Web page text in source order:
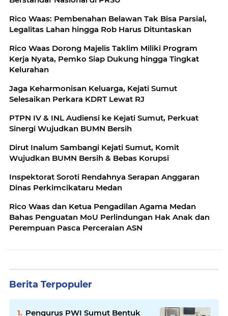
Rico Waas: Pembenahan Belawan Tak Bisa Parsial,
Legalitas Lahan hingga Rob Harus Dituntaskan
Rico Waas Dorong Majelis Taklim Miliki Program
Kerja Nyata, Pemko Siap Dukung hingga Tingkat
Kelurahan
Jaga Keharmonisan Keluarga, Kejati Sumut
Selesaikan Perkara KDRT Lewat RJ
PTPN IV & INL Audiensi ke Kejati Sumut, Perkuat
Sinergi Wujudkan BUMN Bersih
Dirut Inalum Sambangi Kejati Sumut, Komit
Wujudkan BUMN Bersih & Bebas Korupsi
Inspektorat Soroti Rendahnya Serapan Anggaran
Dinas Perkimcikataru Medan
Rico Waas dan Ketua Pengadilan Agama Medan
Bahas Penguatan MoU Perlindungan Hak Anak dan
Perempuan Pasca Perceraian ASN
Berita Terpopuler
Pengurus PWI Sumut Bentuk